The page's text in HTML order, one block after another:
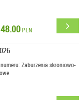
48.00PLN
Zaburzenia skroniowo-